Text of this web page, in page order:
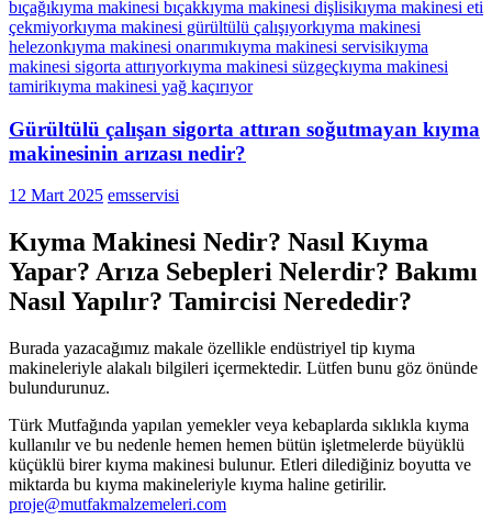
bıçağıkıyma makinesi bıçakkıyma makinesi dişlisikıyma makinesi eti
çekmiyorkıyma makinesi gürültülü çalışıyorkıyma makinesi
helezonkıyma makinesi onarımıkıyma makinesi servisikıyma
makinesi sigorta attırıyorkıyma makinesi süzgeçkıyma makinesi
tamirikıyma makinesi yağ kaçırıyor
Gürültülü çalışan sigorta attıran soğutmayan kıyma
makinesinin arızası nedir?
12 Mart 2025 emsservisi
Kıyma Makinesi Nedir? Nasıl Kıyma
Yapar? Arıza Sebepleri Nelerdir? Bakımı
Nasıl Yapılır? Tamircisi Nerededir?
Burada yazacağımız makale özellikle endüstriyel tip kıyma
makineleriyle alakalı bilgileri içermektedir. Lütfen bunu göz önünde
bulundurunuz.
Türk Mutfağında yapılan yemekler veya kebaplarda sıklıkla kıyma
kullanılır ve bu nedenle hemen hemen bütün işletmelerde büyüklü
küçüklü birer kıyma makinesi bulunur. Etleri dilediğiniz boyutta ve
miktarda bu kıyma makineleriyle kıyma haline getirilir.
proje@mutfakmalzemeleri.com